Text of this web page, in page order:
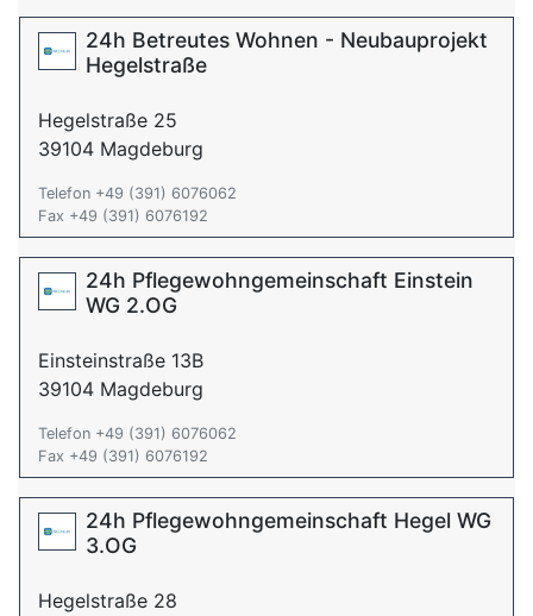
24h Betreutes Wohnen - Neubauprojekt
Hegelstraße
Hegelstraße 25
39104 Magdeburg
Telefon +49 (391) 6076062
Fax +49 (391) 6076192
24h Pflegewohngemeinschaft Einstein
WG 2.OG
Einsteinstraße 13B
39104 Magdeburg
Telefon +49 (391) 6076062
Fax +49 (391) 6076192
24h Pflegewohngemeinschaft Hegel WG
3.OG
Hegelstraße 28